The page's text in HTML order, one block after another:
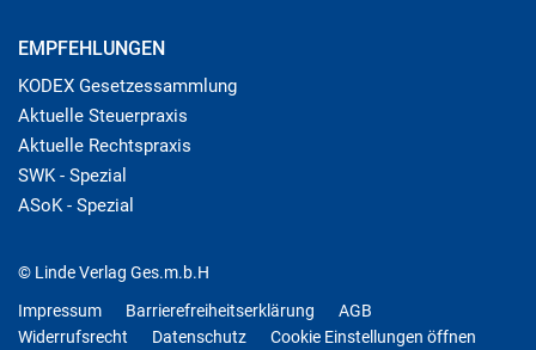
EMPFEHLUNGEN
KODEX Gesetzessammlung
Aktuelle Steuerpraxis
Aktuelle Rechtspraxis
SWK - Spezial
ASoK - Spezial
© Linde Verlag Ges.m.b.H
Impressum
Barrierefreiheitserklärung
AGB
Widerrufsrecht
Datenschutz Cookie Einstellungen öffnen